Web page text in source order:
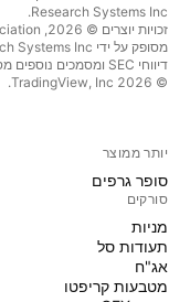
Research Systems Inc.‏
מסופק על ידי FactSet Research Systems Inc. כל הזכויות שמורות.
דיווחי SEC ומסמכים נוספים מסופקים על ידי
© 2026 ‏TradingView, Inc.‏
יותר ממוצר
סופר גרפים
סורקים
מניות‏
תעודות סל
אג"ח
מטבעות קריפטו